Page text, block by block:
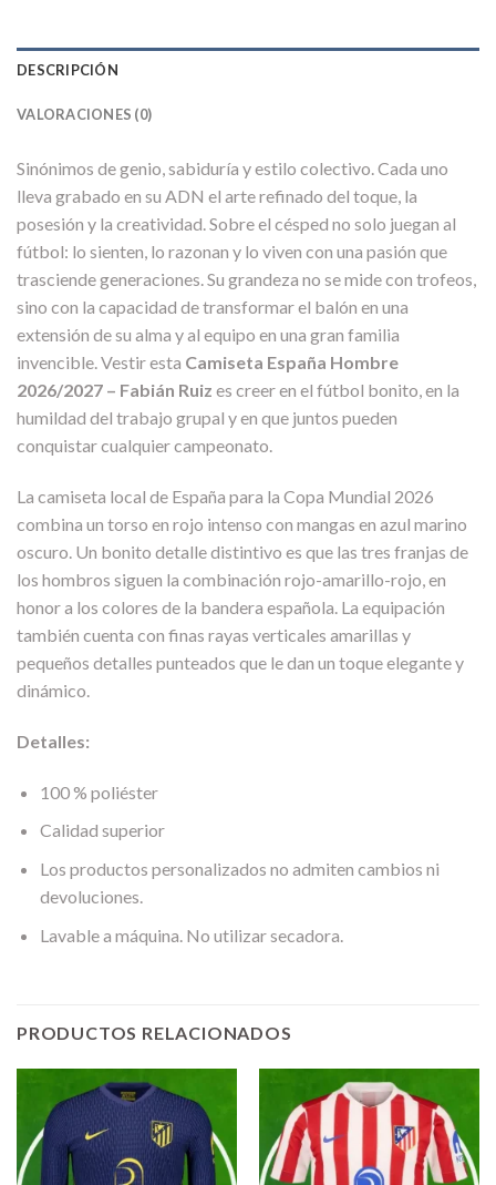
DESCRIPCIÓN
VALORACIONES (0)
Sinónimos de genio, sabiduría y estilo colectivo. Cada uno
lleva grabado en su ADN el arte refinado del toque, la
posesión y la creatividad. Sobre el césped no solo juegan al
fútbol: lo sienten, lo razonan y lo viven con una pasión que
trasciende generaciones. Su grandeza no se mide con trofeos,
sino con la capacidad de transformar el balón en una
extensión de su alma y al equipo en una gran familia
invencible. Vestir esta Camiseta España Hombre
2026/2027 – Fabián Ruiz es creer en el fútbol bonito, en la
humildad del trabajo grupal y en que juntos pueden
conquistar cualquier campeonato.
La camiseta local de España para la Copa Mundial 2026
combina un torso en rojo intenso con mangas en azul marino
oscuro. Un bonito detalle distintivo es que las tres franjas de
los hombros siguen la combinación rojo-amarillo-rojo, en
honor a los colores de la bandera española. La equipación
también cuenta con finas rayas verticales amarillas y
pequeños detalles punteados que le dan un toque elegante y
dinámico.
Detalles:
100 % poliéster
Calidad superior
Los productos personalizados no admiten cambios ni
devoluciones.
Lavable a máquina. No utilizar secadora.
PRODUCTOS RELACIONADOS